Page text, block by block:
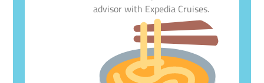
advisor with Expedia Cruises.